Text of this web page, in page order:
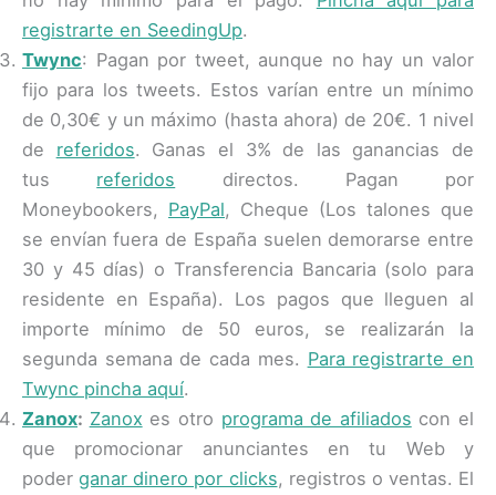
registrarte en SeedingUp.
Twync: Pagan por tweet, aunque no hay un valor
fijo para los tweets. Estos varían entre un mínimo
de 0,30€ y un máximo (hasta ahora) de 20€. 1 nivel
de referidos. Ganas el 3% de las ganancias de
tus referidos directos. Pagan por
Moneybookers, PayPal, Cheque (Los talones que
se envían fuera de España suelen demorarse entre
30 y 45 días) o Transferencia Bancaria (solo para
residente en España). Los pagos que lleguen al
importe mínimo de 50 euros, se realizarán la
segunda semana de cada mes. Para registrarte en
Twync pincha aquí.
Zanox: Zanox es otro programa de afiliados con el
que promocionar anunciantes en tu Web y
poderganar dinero por clicks, registros o ventas. El